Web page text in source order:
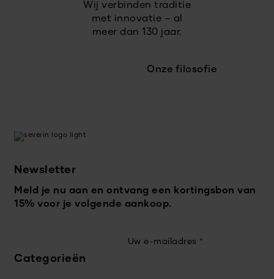
Wij verbinden traditie
met innovatie – al
meer dan 130 jaar.
Onze filosofie
Newsletter
Meld je nu aan en ontvang een kortingsbon van
15% voor je volgende aankoop.
Uw e-mailadres *
Categorieën